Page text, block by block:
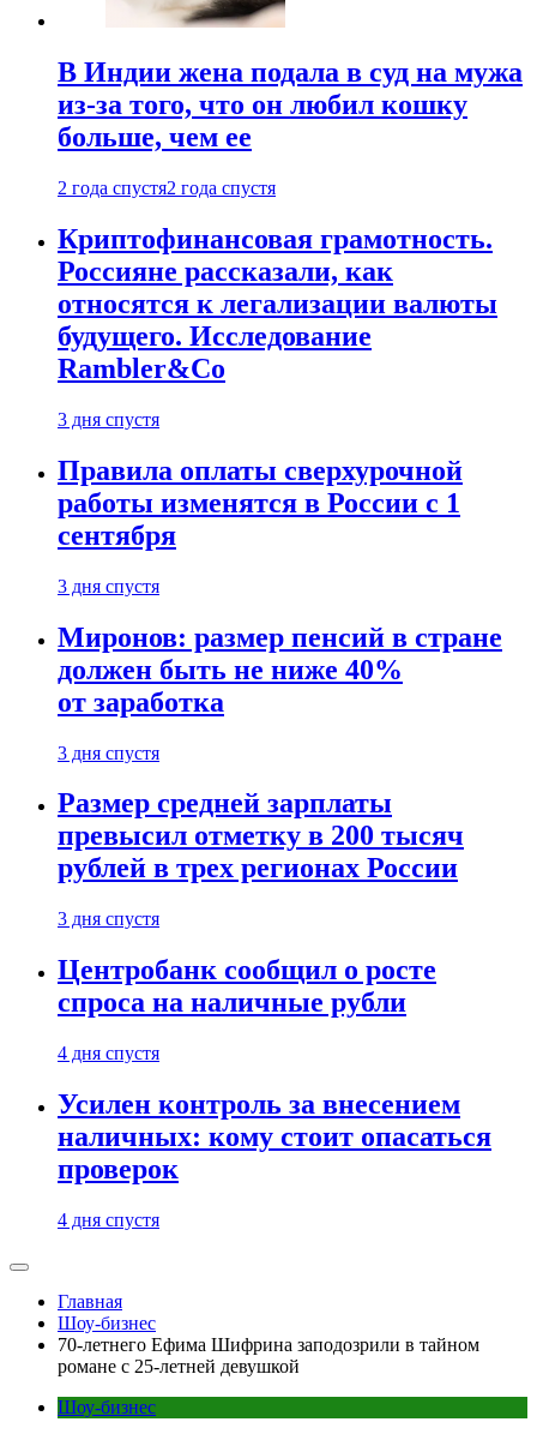
В Индии жена подала в суд на мужа
из-за того, что он любил кошку
больше, чем ее
2 года спустя2 года спустя
Криптофинансовая грамотность.
Россияне рассказали, как
относятся к легализации валюты
будущего. Исследование
Rambler&Co
3 дня спустя
Правила оплаты сверхурочной
работы изменятся в России с 1
сентября
3 дня спустя
Миронов: размер пенсий в стране
должен быть не ниже 40%
от заработка
3 дня спустя
Размер средней зарплаты
превысил отметку в 200 тысяч
рублей в трех регионах России
3 дня спустя
Центробанк сообщил о росте
спроса на наличные рубли
4 дня спустя
Усилен контроль за внесением
наличных: кому стоит опасаться
проверок
4 дня спустя
Главная
Шоу-бизнес
70-летнего Ефима Шифрина заподозрили в тайном
романе с 25-летней девушкой
Шоу-бизнес